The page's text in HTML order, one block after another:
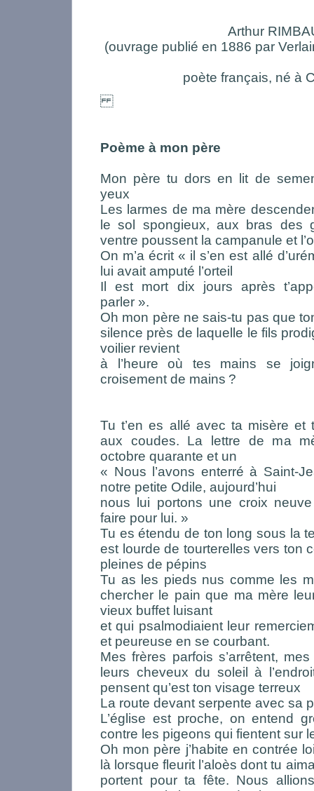
Arthur
(ouvrage publié en 1886 par
poète français, né à
Poème à mon père
Mon père tu dors en lit de
yeux
Les larmes de ma mère
le sol spongieux, aux bras des
ventre poussent la campanule et
On m’a écrit « il s’en est allé
lui avait amputé l’orteil
Il est mort dix jours après
parler ».
Oh mon père ne sais-tu pas que
silence près de laquelle le fils
voilier revient
à l’heure où tes mains se
croisement de mains ?
Tu t’en es allé avec ta misère et
aux coudes. La lettre de ma
octobre quarante et un
« Nous l’avons enterré à Saint-
notre petite Odile, aujourd’hui
nous lui portons une croix
faire pour lui. »
Tu es étendu de ton long sous la
est lourde de tourterelles vers ton
pleines de pépins
Tu as les pieds nus comme les
chercher le pain que ma mère
vieux buffet luisant
et qui psalmodiaient leur
et peureuse en se courbant.
Mes frères parfois s’arrêtent,
leurs cheveux du soleil à
pensent qu’est ton visage terreux
La route devant serpente avec sa
L’église est proche, on entend
contre les pigeons qui fientent sur
Oh mon père j’habite en contrée
là lorsque fleurit l’aloès dont tu
portent pour ta fête. Nous